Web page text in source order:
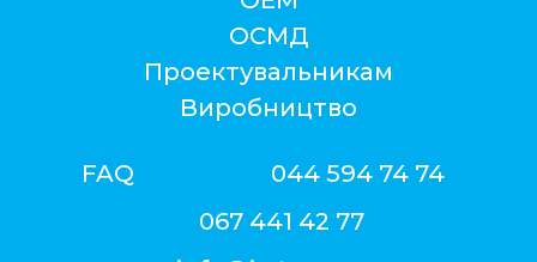
ОСМД
Проектувальникам
Виробництво
FAQ
044 594 74 74
067 441 42 77